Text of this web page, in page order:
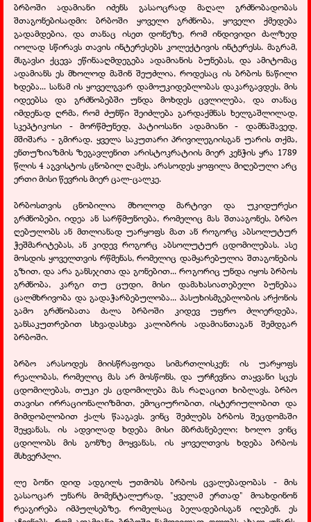
ბრბოში ადამიანი იძენს გასაოცრად მაღალ გრძნობადობას
შთაგონებისადმი: ბრბოში ყოველი გრძნობა, ყოველი ქმედება
გადამდებია, და თანაც ისეთ დონეზე, რომ ინდივიდი ძალზედ
იოლად სწირავს თავის ინტერესებს კოლექტივის ინტერესს. მაგრამ,
მსგავსი ქცევა ეწინააღმდეგება ადამიანის ბუნებას, და ამიტომაც
ადამიანს ეს მხოლოდ მაშინ შეუძლია, როდესაც ის ბრბოს ნაწილი
ხდება... სანამ ის ყოველგვარ დამოუკიდებლობას დაკარგავდეს, მის
იდეებსა და გრძნობებში უნდა მოხდეს ცვლილება, და თანაც
იმდენად ღრმა, რომ ძუნწი შეიძლება გარდაქმნას ხელგაშლილად,
სკეპტიკოსი - მორწმუნედ, პატიოსანი ადამიანი - დამნაშავედ,
მშიშარა - გმირად. ყველა საკუთარი პრივილეგიისგან უარის თქმა,
ენთუზიაზმის ზეგავლენით არისტოკრატიის მიერ კენჭის ყრა 1789
წლის 4 აგვისტოს ცნობილ ღამეს, არასოდეს ყოფილა მიღებული არც
ერთი მისი წევრის მიერ ცალ-ცალკე.
ბრბოსთვის ცნობილია მხოლოდ მარტივი და უკიდურესი
გრძნობები, იდეა ან სარწმუნოება, რომელიც მას შთააგონეს, ბრბო
ღებულობს ან მთლიანად უარყოფს მათ ან როგორც აბსოლუტურ
ჭეშმარიტებას, ან კიდევ როგორც აბსოლუტურ ცდომილებას. ასე
მოსდის ყოველთვის რწმენას, რომელიც დამყარებულია შთაგონების
გზით, და არა განსჯითა და გონებით... როგორიც უნდა იყოს ბრბოს
გრძნობა, კარგი თუ ცუდი, მისი დამახასიათებელი ბუნებაა
ცალმხრივობა და გადაჭარბებულობა... პასუხისმგებლობის არქონის
გამო გრძნობათა ძალა ბრბოში კიდევ უფრო ძლიერდება,
განსაკუთრებით სხვადასხვა კალიბრის ადამიანთაგან შემდგარ
ბრბოში.
ბრბო არასოდეს მიისწრაფოდა სიმართლისკენ; ის უარყოფს
რეალობას, რომელიც მას არ მოსწონს, და ურჩევნია თაყვანი სცეს
ცდომილებას, თუკი ეს ცდომილება მას რაღაცით ხიბლავს. ბრბო
თავისი ირრაციონალიზმით, ემოციურობით, ისტერიულობით და
მიმდობლობით ქალს წააგავს. ვინც შეძლებს ბრბოს შეცდომაში
შეყვანას, ის ადვილად ხდება მისი მბრძანებელი; ხოლო ვინც
ცდილობს მის გონზე მოყვანას, ის ყოველთვის ხდება ბრბოს
მსხვერპლი.
ლე ბონი დიდ ადგილს უთმობს ბრბოს ცვალებადობას - მის
გასაოცარ უნარს მომენტალურად, "ყველამ ერთად" მოახდინონ
რეაგირება იმპულსებზე, რომელსაც ბელადებისგან იღებენ. ეს